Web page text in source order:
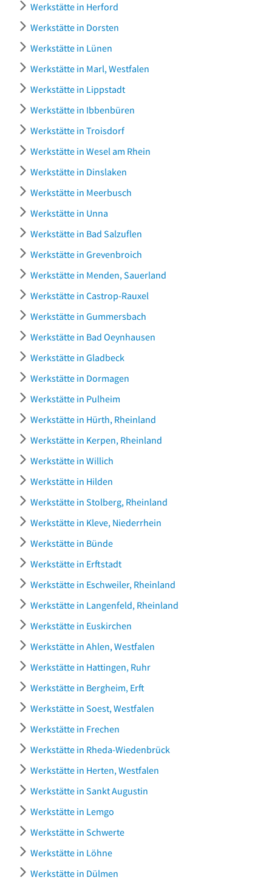
Werkstätte in Herford
Werkstätte in Dorsten
Werkstätte in Lünen
Werkstätte in Marl, Westfalen
Werkstätte in Lippstadt
Werkstätte in Ibbenbüren
Werkstätte in Troisdorf
Werkstätte in Wesel am Rhein
Werkstätte in Dinslaken
Werkstätte in Meerbusch
Werkstätte in Unna
Werkstätte in Bad Salzuflen
Werkstätte in Grevenbroich
Werkstätte in Menden, Sauerland
Werkstätte in Castrop-Rauxel
Werkstätte in Gummersbach
Werkstätte in Bad Oeynhausen
Werkstätte in Gladbeck
Werkstätte in Dormagen
Werkstätte in Pulheim
Werkstätte in Hürth, Rheinland
Werkstätte in Kerpen, Rheinland
Werkstätte in Willich
Werkstätte in Hilden
Werkstätte in Stolberg, Rheinland
Werkstätte in Kleve, Niederrhein
Werkstätte in Bünde
Werkstätte in Erftstadt
Werkstätte in Eschweiler, Rheinland
Werkstätte in Langenfeld, Rheinland
Werkstätte in Euskirchen
Werkstätte in Ahlen, Westfalen
Werkstätte in Hattingen, Ruhr
Werkstätte in Bergheim, Erft
Werkstätte in Soest, Westfalen
Werkstätte in Frechen
Werkstätte in Rheda-Wiedenbrück
Werkstätte in Herten, Westfalen
Werkstätte in Sankt Augustin
Werkstätte in Lemgo
Werkstätte in Schwerte
Werkstätte in Löhne
Werkstätte in Dülmen